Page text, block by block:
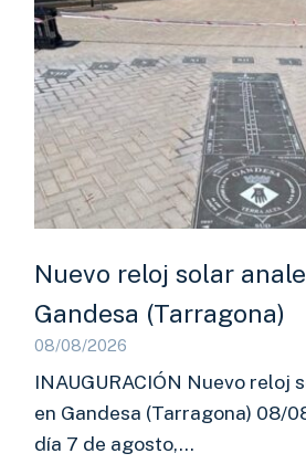
Nuevo reloj solar
Gandesa (Tarragona)
08/08/2026
INAUGURACIÓN Nuevo reloj
en Gandesa (Tarragona) 08/
día 7 de agosto,…